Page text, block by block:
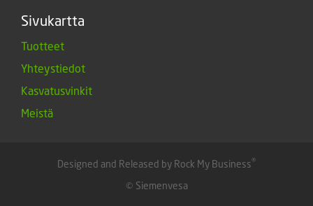
Sivukartta
Tuotteet
Yhteystiedot
Kasvatusvinkit
Meistä
Designed and Released by Rock My Business®
© Siemenvesa